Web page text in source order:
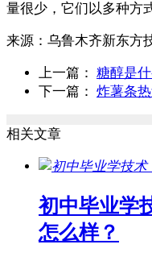
量很少，它们以多种方
来源： 乌鲁木齐新东方
上一篇： 糖醇是
下一篇： 炸薯条
相关文章
初中毕业学
怎么样？